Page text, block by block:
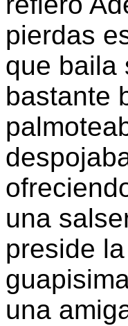
pierdas
que baila
bastante
una
preside
una